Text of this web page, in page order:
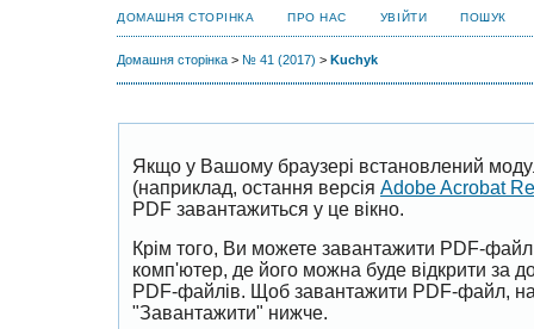
ДОМАШНЯ СТОРІНКА ПРО НАС УВІЙТИ ПОШУК
Домашня сторінка > № 41 (2017) > Kuchyk
Якщо у Вашому браузері встановлений
(наприклад, остання версія Adobe Acrobat
PDF завантажиться у це вікно.
Крім того, Ви можете завантажити PDF-
комп'ютер, де його можна буде відкрити за
PDF-файлів. Щоб завантажити PDF-файл,
"Завантажити" нижче.